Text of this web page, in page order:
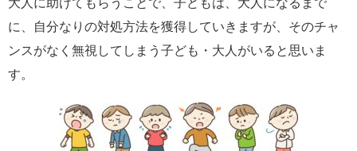
大人に助けてもらうことで、子どもは、大人になるまで
に、自分なりの対処方法を獲得していきますが、そのチャ
ンスがなく無視してしまう子ども・大人がいると思いま
す。